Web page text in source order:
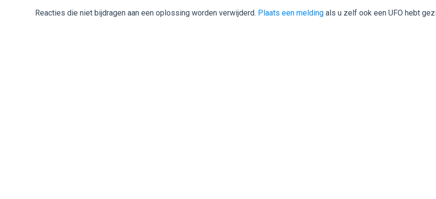
Reacties die niet bijdragen aan een oplossing worden verwijderd. Plaats een melding als u zelf ook een UFO hebt